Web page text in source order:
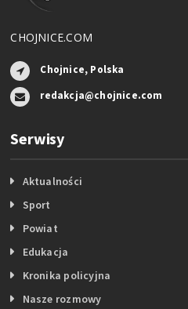
CHOJNICE.COM
Chojnice, Polska
redakcja@chojnice.com
Serwisy
Aktualności
Sport
Powiat
Edukacja
Kronika policyjna
Nasze rozmowy